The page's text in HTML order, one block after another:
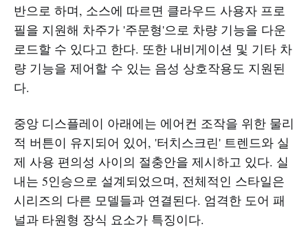
반으로 하며, 소스에 따르면 클라우드 사용자 프로
필을 지원해 차주가 '주문형'으로 차량 기능을 다운
로드할 수 있다고 한다. 또한 내비게이션 및 기타 차
량 기능을 제어할 수 있는 음성 상호작용도 지원된
다.
중앙 디스플레이 아래에는 에어컨 조작을 위한 물리
적 버튼이 유지되어 있어, '터치스크린' 트렌드와 실
제 사용 편의성 사이의 절충안을 제시하고 있다. 실
내는 5인승으로 설계되었으며, 전체적인 스타일은
시리즈의 다른 모델들과 연결된다. 엄격한 도어 패
널과 타원형 장식 요소가 특징이다.